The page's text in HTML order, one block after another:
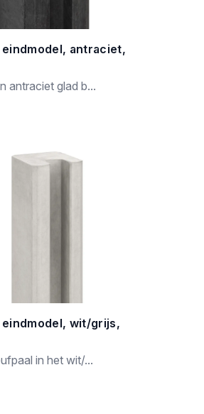
antraciet,
antraciet glad b...
wit/grijs,
in het wit/...